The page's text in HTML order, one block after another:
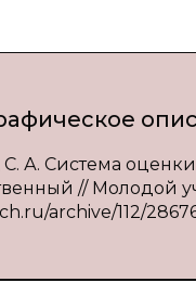
С. А. Система
// Молодой
archive/112/